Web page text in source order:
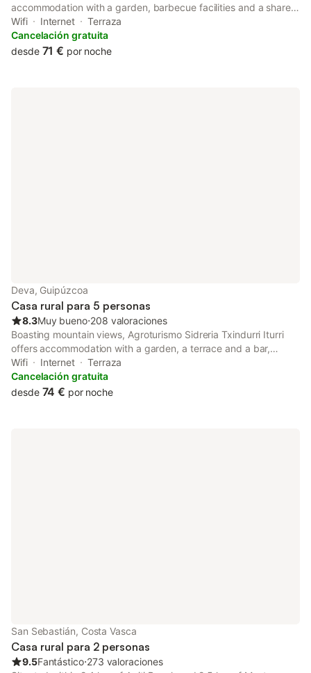
accommodation with a garden, barbecue facilities and a shared
lounge, around 41 km from La Concha Promenade. Boasting a
shared kitchen, this property also provides guests with a picnic
area.
Wifi Internet
Terraza
Cancelación gratuita
desde 71 € por noche
Deva, Guipúzcoa
Casa rural para 5 personas
8.3Muy bueno⋅208 valoraciones
Boasting mountain views, Agroturismo Sidreria Txindurri Iturri
offers accommodation with a garden, a terrace and a bar,
around 32 km from La Concha Promenade. Both free WiFi and
parking on-site are accessible at the country house free of
charge.
Wifi Internet
Terraza
Cancelación gratuita
desde 74 € por noche
San Sebastián, Costa Vasca
Casa rural para 2 personas
9.5Fantástico⋅273 valoraciones